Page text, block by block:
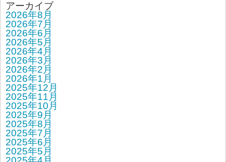
アーカイブ
2026年8月
2026年7月
2026年6月
2026年5月
2026年4月
2026年3月
2026年2月
2026年1月
2025年12月
2025年11月
2025年10月
2025年9月
2025年8月
2025年7月
2025年6月
2025年5月